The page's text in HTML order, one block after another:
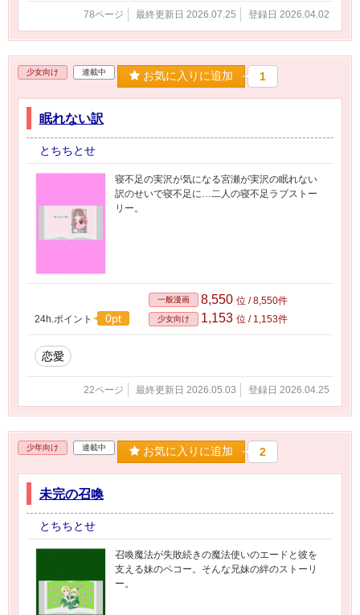
78ページ 最終更新日 2026.07.25 登録日 2026.04.02
少女向け 連載中 お気に入りに追加 1
眠れない訳
とちちとせ
寝不足の実沢が気になる宮瀬が実沢の眠れない
訳のせいで寝不足に…二人の寝不足ラブストー
リー。
24h.ポイント 0pt
一般漫画 8,550 位 / 8,550件
少女向け 1,153 位 / 1,153件
恋愛
22ページ 最終更新日 2026.05.03 登録日 2026.04.25
少年向け 連載中 お気に入りに追加 2
未完の召喚
とちちとせ
召喚魔法が失敗続きの魔法使いのエードと彼を
支える妹のペコー。そんな兄妹の絆のストーリ
ー。